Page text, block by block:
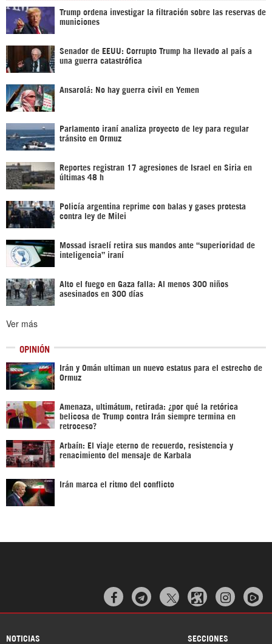
Trump ordena investigar la filtración sobre las reservas de
municiones
Senador de EEUU: Corrupto Trump ha llevado al país a
una guerra catastrófica
Ansarolá: No hay guerra civil en Yemen
Parlamento iraní analiza proyecto de ley para regular
tránsito en Ormuz
Reportes registran 17 agresiones de Israel en Siria en
últimas 48 h
Policía argentina reprime con balas y gases protesta
contra ley de Milei
Mossad israelí retira sus mandos ante “superioridad de
inteligencia” iraní
Alto el fuego en Gaza falla: Al menos 300 niños
asesinados en 300 días
Ver más
OPINIÓN
Irán y Omán ultiman un nuevo estatus para el estrecho de
Ormuz
Amenaza, ultimátum, retirada: ¿por qué la retórica
belicosa de Trump contra Irán siempre termina en
retroceso?
Arbaín: El viaje eterno de recuerdo, resistencia y
renacimiento del mensaje de Karbala
Irán marca el ritmo del conflicto
  
NOTICIAS SECCIONES